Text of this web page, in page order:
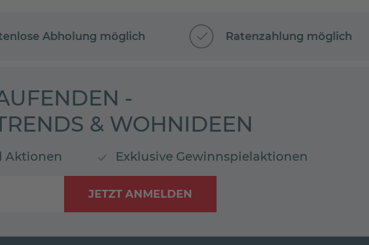
Abholung möglich Ratenzahlung möglich
-
& WOHNIDEEN
Aktionen Exklusive Gewinnspielaktionen
JETZT ANMELDEN